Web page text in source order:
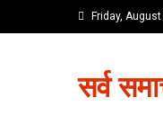
to
Friday,
सर्व